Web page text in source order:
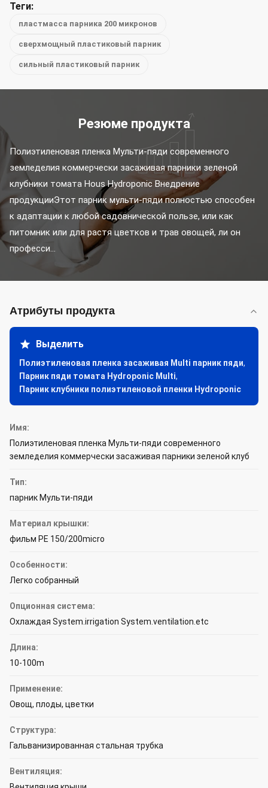
Теги:
пластмасса парника 200 микронов
сверхмощный пластиковый парник
сильный пластиковый парник
Резюме продукта
Полиэтиленовая пленка Мульти-пяди современного
земледелия коммерчески засаживая парники зеленой
клубники томата Hous Hydroponic Внедрение
продукцииЭтот парник мульти-пяди полностью способен
к адаптации к любой садовнической пользе, или как
питомник или для растя цветков и трав овощей, ли он
професси...
Атрибуты продукта
Выделить
Полиэтиленовая пленка засаживая Multi парник пяди,
Парник пяди томата Hydroponic Multi,
Парник клубники полиэтиленовой пленки Hydroponic
Имя:
Полиэтиленовая пленка Мульти-пяди современного
земледелия коммерчески засаживая парники зеленой клуб
Тип:
парник Мульти-пяди
Материал крышки:
фильм PE 150/200micro
Особенности:
Легко собранный
Опционная система:
Охлаждая System.irrigation System.ventilation.etc
Длина:
10-100m
Применение:
Овощ, плоды, цветки
Структура:
Гальванизированная стальная трубка
Вентиляция: